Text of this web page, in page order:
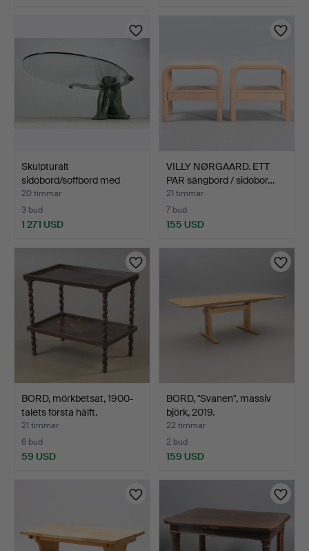
Skulpturalt
sidobord/soffbord med
kvinnlig…
20 timmar
3 bud
1 271 USD
VILLY NØRGAARD. ETT
PAR sängbord / sidobor…
21 timmar
7 bud
155 USD
BORD, mörkbetsat, 1900-
talets första hälft.
21 timmar
6 bud
59 USD
BORD, "Svanen", massiv
björk, 2019.
22 timmar
2 bud
159 USD